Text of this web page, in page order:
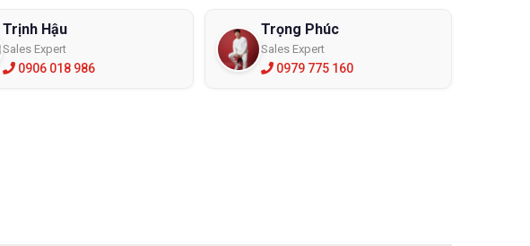
Trịnh Hậu
Sales Expert
0906 018 986
Trọng Phúc
Sales Expert
0979 775 160